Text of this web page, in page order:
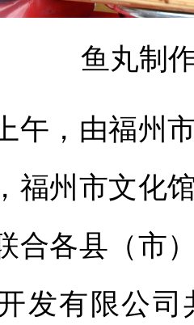
鱼丸制
，由福州市
福州市文化
合各县（市
发有限公司